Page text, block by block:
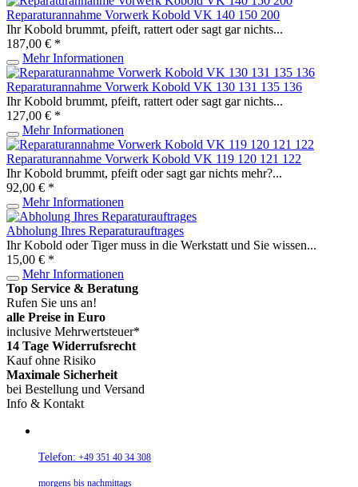
Reparaturannahme Vorwerk Kobold VK 140 150 200
Ihr Kobold brummt, pfeift, rattert oder sagt gar nichts...
187,00 € *
Mehr Informationen
Reparaturannahme Vorwerk Kobold VK 130 131 135 136
Ihr Kobold brummt, pfeift, rattert oder sagt gar nichts...
127,00 € *
Mehr Informationen
Reparaturannahme Vorwerk Kobold VK 119 120 121 122
Ihr Kobold brummt, pfeift oder sagt gar nichts mehr?...
92,00 € *
Mehr Informationen
Abholung Ihres Reparaturauftrages
Ihr Kobold oder Tiger muss in die Werkstatt und Sie wissen...
15,00 € *
Mehr Informationen
Top Service & Beratung
Rufen Sie uns an!
alle Preise in Euro
inclusive Mehrwertsteuer*
14 Tage Widerrufsrecht
Kauf ohne Risiko
Maximale Sicherheit
bei Bestellung und Versand
Info & Kontakt
Telefon: +49 351 40 34 308
morgens bis nachmittags